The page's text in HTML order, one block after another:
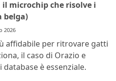
microchip che risolve i
belga)
2026
affidabile per ritrovare gatti
il caso di Orazio e
è essenziale.